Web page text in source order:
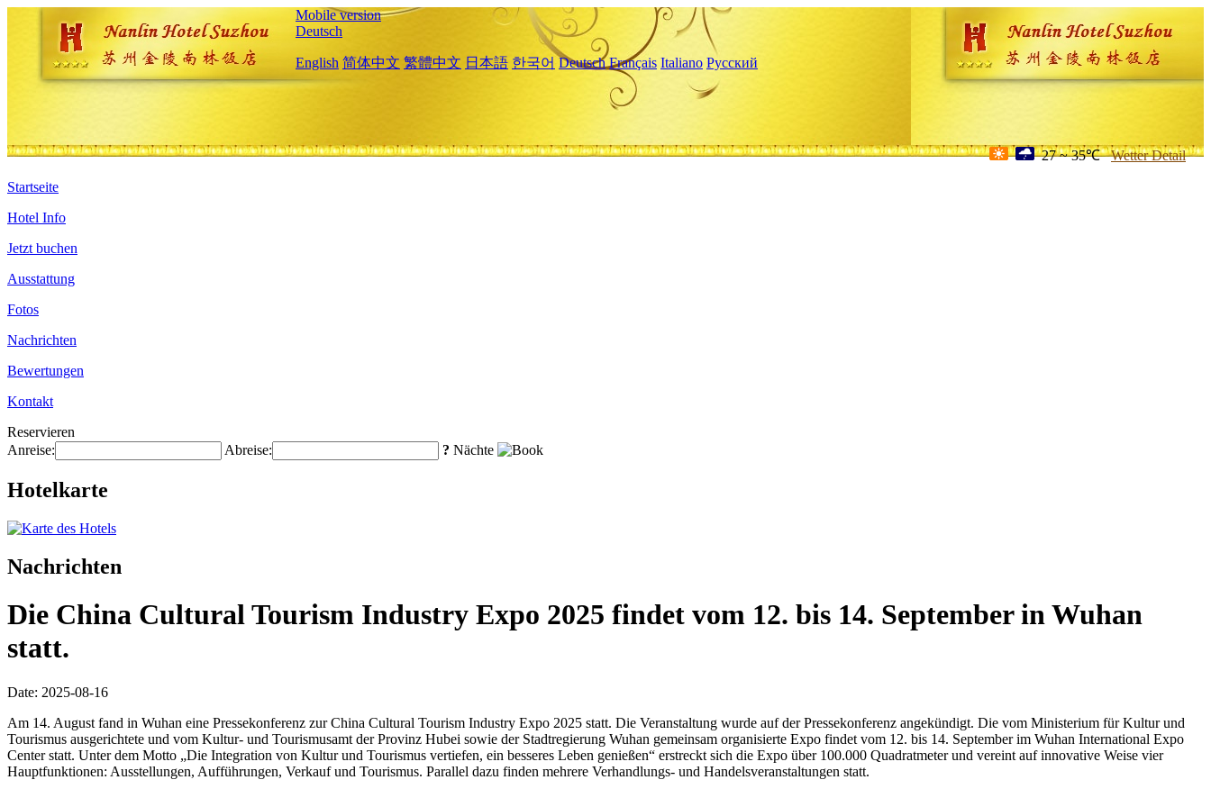
Mobile version
Deutsch
English 简体中文 繁體中文 日本語 한국어 Deutsch Français Italiano Русский
27 ~ 35℃ Wetter Detail
Startseite
Hotel Info
Jetzt buchen
Ausstattung
Fotos
Nachrichten
Bewertungen
Kontakt
Reservieren
Anreise:
Abreise: ? Nächte
Hotelkarte
Nachrichten
Die China Cultural Tourism Industry Expo 2025 findet vom 12. bis 14. September in Wuhan
statt.
Date: 2025-08-16
Am 14. August fand in Wuhan eine Pressekonferenz zur China Cultural Tourism Industry Expo 2025 statt. Die Veranstaltung wurde auf der Pressekonferenz angekündigt. Die vom Ministerium für Kultur und
Tourismus ausgerichtete und vom Kultur- und Tourismusamt der Provinz Hubei sowie der Stadtregierung Wuhan gemeinsam organisierte Expo findet vom 12. bis 14. September im Wuhan International Expo
Center statt. Unter dem Motto „Die Integration von Kultur und Tourismus vertiefen, ein besseres Leben genießen“ erstreckt sich die Expo über 100.000 Quadratmeter und vereint auf innovative Weise vier
Hauptfunktionen: Ausstellungen, Aufführungen, Verkauf und Tourismus. Parallel dazu finden mehrere Verhandlungs- und Handelsveranstaltungen statt.